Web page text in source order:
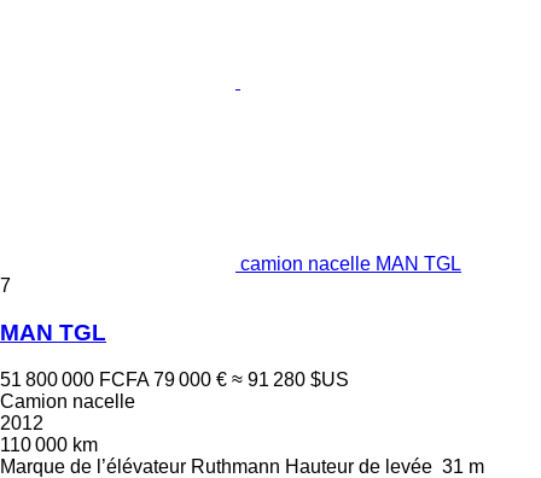
camion nacelle MAN TGL
7
MAN TGL
51 800 000 FCFA 79 000 € ≈ 91 280 $US
Camion nacelle
2012
110 000 km
Marque de l’élévateur Ruthmann Hauteur de levée 31 m